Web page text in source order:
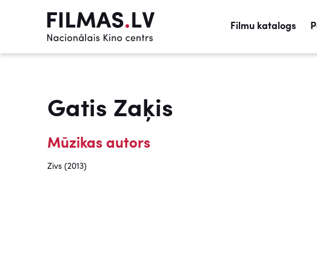
Filmu katalogs
Gatis Zaķis
Mūzikas autors
Zivs (2013)